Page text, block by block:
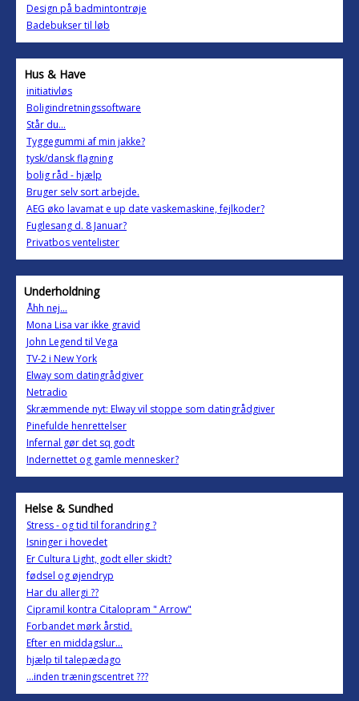
Design på badmintontrøje
Badebukser til løb
Hus & Have
initiativløs
Boligindretningssoftware
Står du...
Tyggegummi af min jakke?
tysk/dansk flagning
bolig råd - hjælp
Bruger selv sort arbejde.
AEG øko lavamat e up date vaskemaskine, fejlkoder?
Fuglesang d. 8 Januar?
Privatbos ventelister
Underholdning
Åhh nej...
Mona Lisa var ikke gravid
John Legend til Vega
TV-2 i New York
Elway som datingrådgiver
Netradio
Skræmmende nyt: Elway vil stoppe som datingrådgiver
Pinefulde henrettelser
Infernal gør det sq godt
Indernettet og gamle mennesker?
Helse & Sundhed
Stress - og tid til forandring ?
Isninger i hovedet
Er Cultura Light, godt eller skidt?
fødsel og øjendryp
Har du allergi ??
Cipramil kontra Citalopram " Arrow"
Forbandet mørk årstid.
Efter en middagslur...
hjælp til talepædago
...inden træningscentret ???